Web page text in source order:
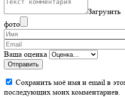
Загрузить
фото
Ваша оценка
Отправить
Сохранить моё имя и email в
последующих моих комментариев.